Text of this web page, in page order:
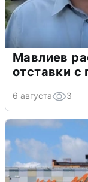
Мавлиев
отставки
6 августа 3